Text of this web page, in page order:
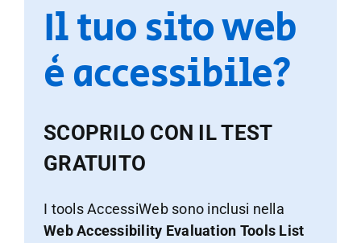
Il tuo sito web
è accessibile?
SCOPRILO CON IL TEST
GRATUITO
I tools AccessiWeb sono inclusi nella
Web Accessibility Evaluation Tools List